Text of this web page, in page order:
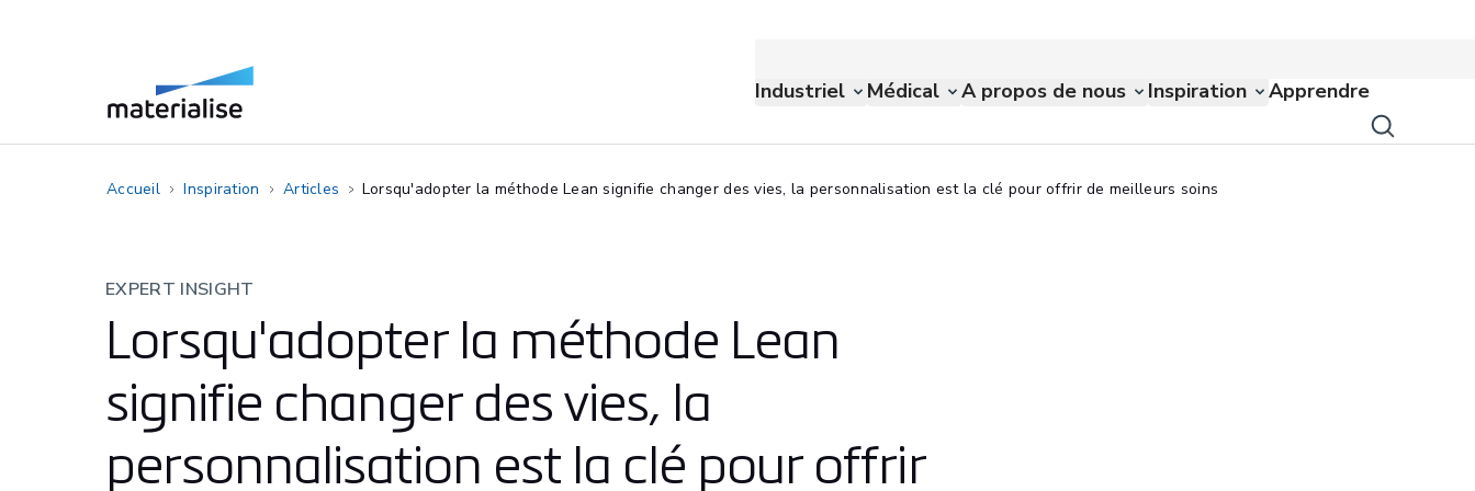
Industriel Médical A propos de nous Inspiration Apprendre
Accueil Inspiration Articles Lorsqu'adopter la méthode Lean signifie changer des vies, la personnalisation est la clé pour offrir de meilleurs soins
EXPERT INSIGHT
Lorsqu'adopter la méthode Lean
signifie changer des vies, la
personnalisation est la clé pour offrir